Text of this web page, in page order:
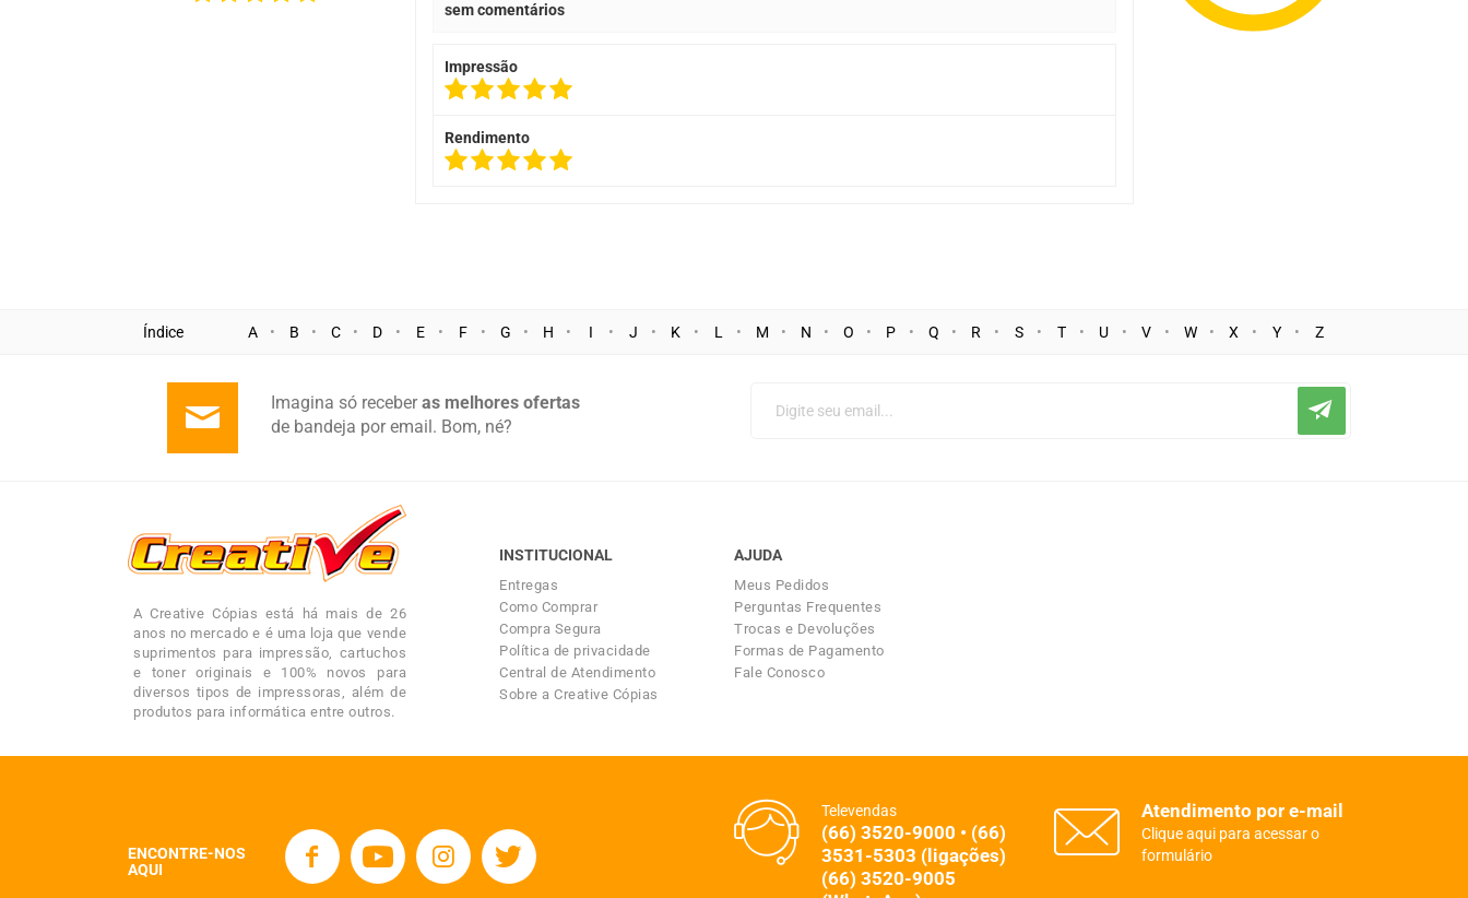
sem comentários
Impressão
Rendimento
Índice A B C D E F G H I J K L M N O P Q R S T U V W X Y Z
Imagina só receberas melhores ofertas
de bandeja por email. Bom, né?
A Creative Cópias está há mais de 26
anos no mercado e é uma loja que vende
suprimentos para impressão, cartuchos
e toner originais e 100% novos para
diversos tipos de impressoras, além de
produtos para informática entre outros.
INSTITUCIONAL
Entregas
Como Comprar
Compra Segura
Política de privacidade
Central de Atendimento
Sobre a Creative Cópias
AJUDA
Meus Pedidos
Perguntas Frequentes
Trocas e Devoluções
Formas de Pagamento
Fale Conosco
ENCONTRE-NOS
AQUI
Televendas
(66) 3520-9000 • (66)
3531-5303 (ligações)
(66) 3520-9005
Atendimento por e-mail
Clique aqui para acessar o
formulário